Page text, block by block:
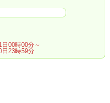
ご注文で翌日配
■◇■
・宮崎・一部離島は翌々日）
00時00分～
日23時59分